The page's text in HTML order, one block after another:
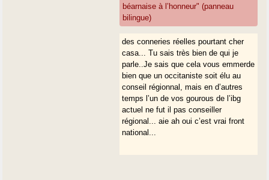
béarnaise à l’honneur" (panneau
bilingue)
des conneries réelles pourtant cher
casa... Tu sais très bien de qui je
parle..Je sais que cela vous emmerde
bien que un occitaniste soit élu au
conseil régionnal, mais en d’autres
temps l’un de vos gourous de l’ibg
actuel ne fut il pas conseiller
régional... aie ah oui c’est vrai front
national...